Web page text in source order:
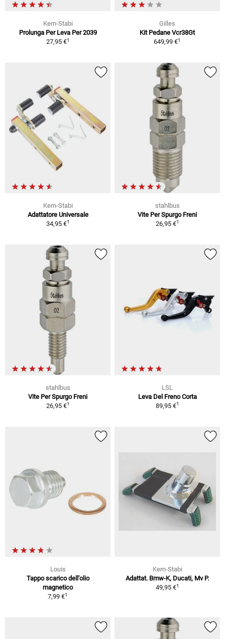
Kern-Stabi
Prolunga Per Leva Per 2039
27,95 €1
Gilles
Kit Pedane Vcr38Gt
649,99 €1
Kern-Stabi
Adattatore Universale
34,95 €1
stahlbus
Vite Per Spurgo Freni
26,95 €1
stahlbus
Vite Per Spurgo Freni
26,95 €1
LSL
Leva Del Freno Corta
89,95 €1
Louis
Tappo scarico dell'olio
magnetico
7,99 €1
Kern-Stabi
Adattat. Bmw-K, Ducati, Mv P.
49,95 €1